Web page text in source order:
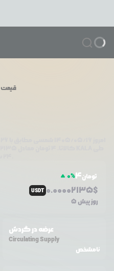
قیمت
0%4تومان
USDT 0.00002135$
5 روز پیش
عرضه در گردش
Circulating Supply
نامشخص